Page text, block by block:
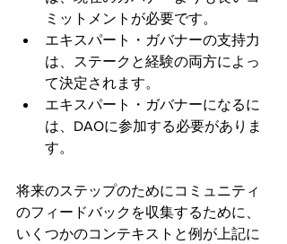
ミットメントが必要です。
エキスパート・ガバナーの支持力
は、ステークと経験の両方によっ
て決定されます。
エキスパート・ガバナーになるに
は、DAOに参加する必要がありま
す。
将来のステップのためにコミュニティ
のフィードバックを収集するために、
いくつかのコンテキストと例が上記に